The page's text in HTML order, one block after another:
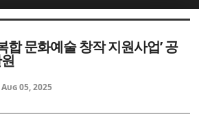
합 문화예술 창작 지원사업’ 공
Aug 05, 2025
스케치북5